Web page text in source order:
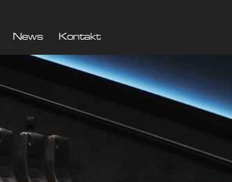
News Kontakt